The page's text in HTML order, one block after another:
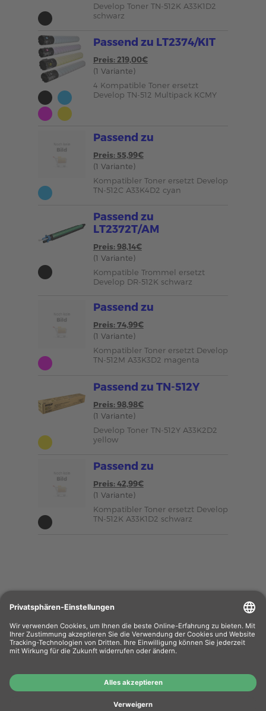
Develop Toner TN-512K A33K1D2
schwarz
Passend zu LT2374/KIT
Preis: 219,00€
(1 Variante)
4 Kompatible Toner ersetzt
Develop TN-512 Multipack KCMY
Passend zu
Preis: 55,99€
(1 Variante)
Kompatibler Toner ersetzt Develop
TN-512C A33K4D2 cyan
Passend zu
LT2372T/AM
Preis: 98,14€
(1 Variante)
Kompatible Trommel ersetzt
Develop DR-512K schwarz
Passend zu
Preis: 74,99€
(1 Variante)
Kompatibler Toner ersetzt Develop
TN-512M A33K3D2 magenta
Passend zu TN-512Y
Preis: 98,98€
(1 Variante)
Develop Toner TN-512Y A33K2D2
yellow
Passend zu
Preis: 42,99€
(1 Variante)
Kompatibler Toner ersetzt Develop
TN-512K A33K1D2 schwarz
Wiederverkäufer: Das Angebot unseres Web-
Shops richtet sich nicht an Wiederverkäufer.